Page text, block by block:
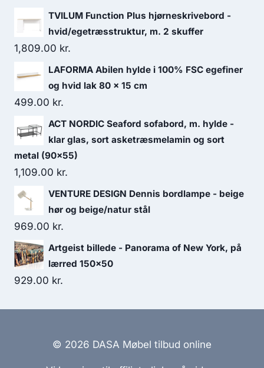
TVILUM Function Plus hjørneskrivebord -
hvid/egetræsstruktur, m. 2 skuffer
1,809.00 kr.
LAFORMA Abilen hylde i 100% FSC egefiner
og hvid lak 80 x 15 cm
499.00 kr.
ACT NORDIC Seaford sofabord, m. hylde -
klar glas, sort asketræsmelamin og sort
metal (90x55)
1,109.00 kr.
VENTURE DESIGN Dennis bordlampe - beige
hør og beige/natur stål
969.00 kr.
Artgeist billede - Panorama of New York, på
lærred 150x50
929.00 kr.
© 2026 DASA Møbel tilbud online